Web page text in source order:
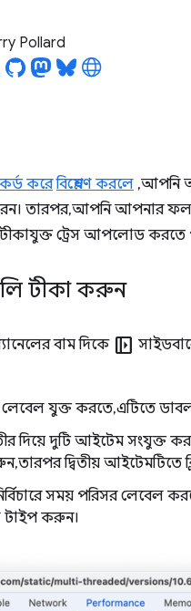
Pollard
করে বিশ্লেষণ করলে , আপনি
তারপর, আপনি আপনার
টীকাযুক্ত ট্রেস আপলোড করতে
টীকা করুন
বাম দিকে left_panel_open
যুক্ত করতে, এটিতে
দিয়ে দুটি আইটেম সংযুক্ত
তারপর দ্বিতীয় আইটেমটিতে
সময় পরিসর লেবেল
টাইপ করুন।